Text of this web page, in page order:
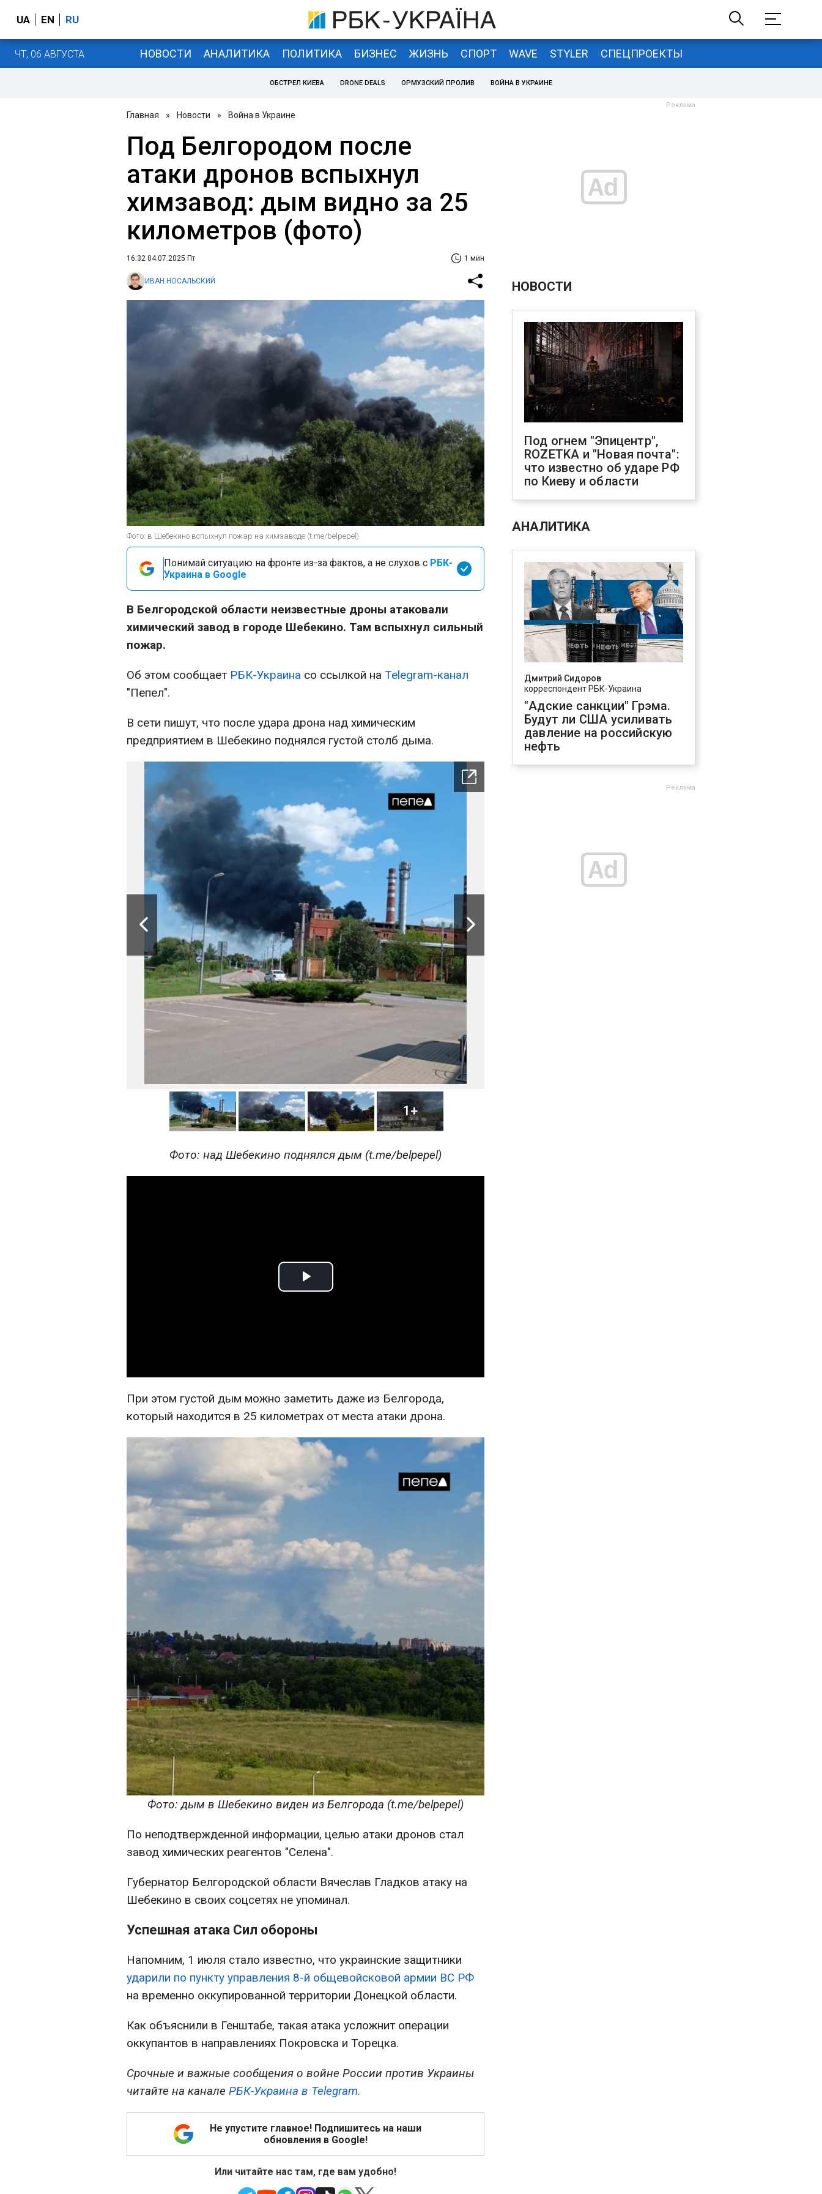
UA EN RU
ЧТ, 06 АВГУСТА НОВОСТИ АНАЛИТИКА ПОЛИТИКА БИЗНЕС ЖИЗНЬ СПОРТ WAVE STYLER СПЕЦПРОЕКТЫ
ОБСТРЕЛ КИЕВА DRONE DEALS ОРМУЗСКИЙ ПРОЛИВ ВОЙНА В УКРАИНЕ
Главная » Новости » Война в Украине
Под Белгородом после
атаки дронов вспыхнул
химзавод: дым видно за 25
километров (фото)
16:32 04.07.2025 Пт 1 мин
ИВАН НОСАЛЬСКИЙ
Фото: в Шебекино вспыхнул пожар на химзаводе (t.me/belpepel)
Понимай ситуацию на фронте из-за фактов, а не слухов с РБК-
Украина в Google
В Белгородской области неизвестные дроны атаковали
химический завод в городе Шебекино. Там вспыхнул сильный
пожар.
Об этом сообщает РБК-Украина со ссылкой на Telegram-канал
"Пепел".
В сети пишут, что после удара дрона над химическим
предприятием в Шебекино поднялся густой столб дыма.
1+
Фото: над Шебекино поднялся дым (t.me/belpepel)
Play
При этом густой дым можно заметить даже из Белгорода,
который находится в 25 километрах от места атаки дрона.
Фото: дым в Шебекино виден из Белгорода (t.me/belpepel)
По неподтвержденной информации, целью атаки дронов стал
завод химических реагентов "Селена".
Губернатор Белгородской области Вячеслав Гладков атаку на
Шебекино в своих соцсетях не упоминал.
Успешная атака Сил обороны
Напомним, 1 июля стало известно, что украинские защитники
ударили по пункту управления 8-й общевойсковой армии ВС РФ
на временно оккупированной территории Донецкой области.
Как объяснили в Генштабе, такая атака усложнит операции
оккупантов в направлениях Покровска и Торецка.
Срочные и важные сообщения о войне России против Украины
читайте на канале РБК-Украина в Telegram.
Не упустите главное! Подпишитесь на наши
обновления в Google!
Или читайте нас там, где вам удобно!
НОВОСТИ
Под огнем "Эпицентр",
ROZETKA и "Новая почта":
что известно об ударе РФ
по Киеву и области
АНАЛИТИКА
Дмитрий Сидоров
корреспондент РБК-Украина
"Адские санкции" Грэма.
Будут ли США усиливать
давление на российскую
нефть